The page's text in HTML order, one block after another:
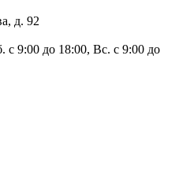
д. 92
9:00 до 18:00, Вс. с 9:00 до